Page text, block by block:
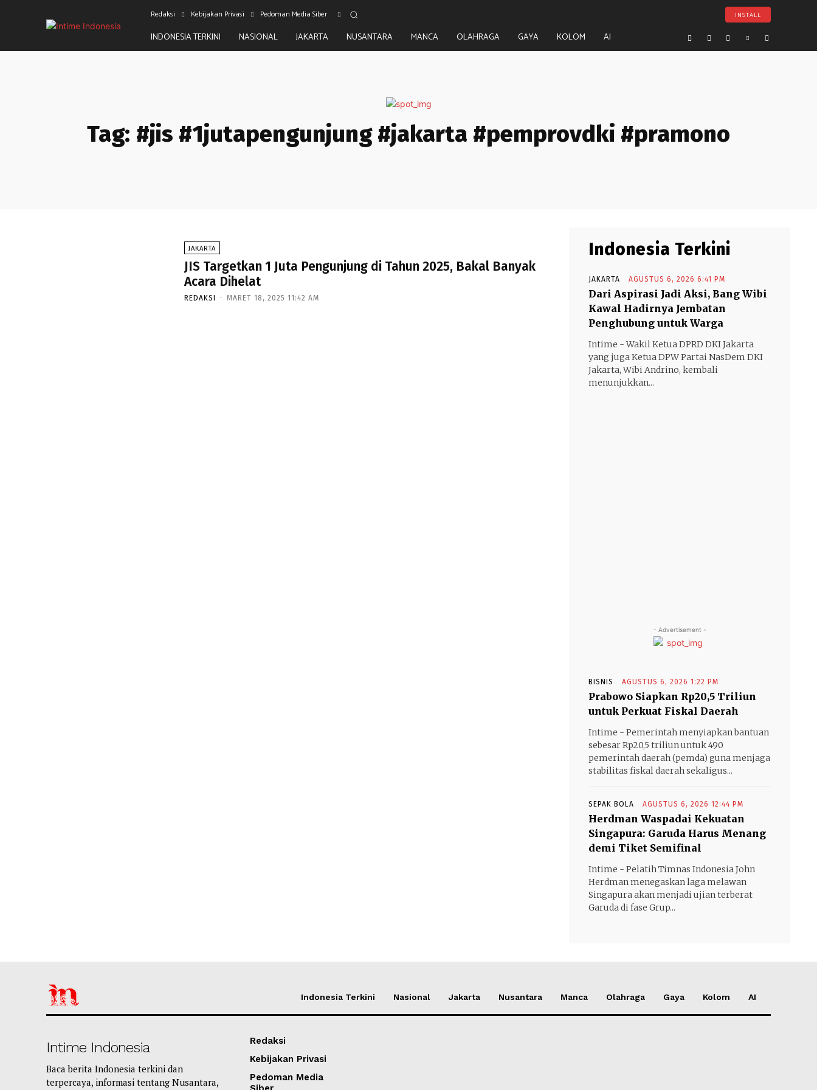
Redaksi Kebijakan Privasi Pedoman Media Siber INSTALL
INDONESIA TERKINI NASIONAL JAKARTA NUSANTARA MANCA OLAHRAGA GAYA KOLOM AI
Tag: #jis #1jutapengunjung #jakarta #pemprovdki #pramono
JAKARTA
JIS Targetkan 1 Juta Pengunjung di Tahun 2025, Bakal Banyak
Acara Dihelat
REDAKSI - MARET 18, 2025 11:42 AM
Indonesia Terkini
JAKARTA AGUSTUS 6, 2026 6:41 PM
Dari Aspirasi Jadi Aksi, Bang Wibi
Kawal Hadirnya Jembatan
Penghubung untuk Warga
Intime - Wakil Ketua DPRD DKI Jakarta
yang juga Ketua DPW Partai NasDem DKI
Jakarta, Wibi Andrino, kembali
menunjukkan...
- Advertisement -
BISNIS AGUSTUS 6, 2026 1:22 PM
Prabowo Siapkan Rp20,5 Triliun
untuk Perkuat Fiskal Daerah
Intime - Pemerintah menyiapkan bantuan
sebesar Rp20,5 triliun untuk 490
pemerintah daerah (pemda) guna menjaga
stabilitas fiskal daerah sekaligus...
SEPAK BOLA AGUSTUS 6, 2026 12:44 PM
Herdman Waspadai Kekuatan
Singapura: Garuda Harus Menang
demi Tiket Semifinal
Intime - Pelatih Timnas Indonesia John
Herdman menegaskan laga melawan
Singapura akan menjadi ujian terberat
Garuda di fase Grup...
Indonesia Terkini Nasional Jakarta Nusantara Manca Olahraga Gaya Kolom AI
Intime Indonesia
Baca berita Indonesia terkini dan
terpercaya, informasi tentang Nusantara,
Redaksi
Kebijakan Privasi
Pedoman Media